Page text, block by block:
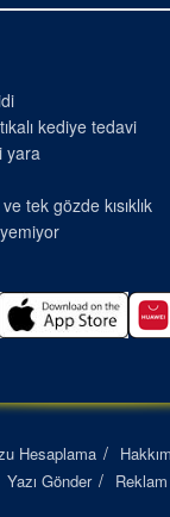
kediye tedavi
yara
tek gözde kısıklık
Hesaplama
Yazı Gönder Reklam